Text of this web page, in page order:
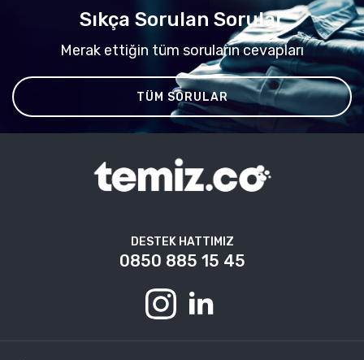
Sıkça Sorulan Sorular
Merak ettiğin tüm soruların cevapları
TÜM SORULAR
DESTEK HATTIMIZ
0850 885 15 45